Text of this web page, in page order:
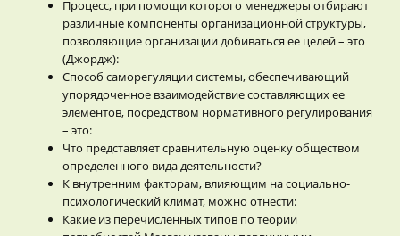
Процесс, при помощи которого менеджеры отбирают
различные компоненты организационной структуры,
позволяющие организации добиваться ее целей – это
(Джордж):
Способ саморегуляции системы, обеспечивающий
упорядоченное взаимодействие составляющих ее
элементов, посредством нормативного регулирования
– это:
Что представляет сравнительную оценку обществом
определенного вида деятельности?
К внутренним факторам, влияющим на социально-
психологический климат, можно отнести:
Какие из перечисленных типов по теории